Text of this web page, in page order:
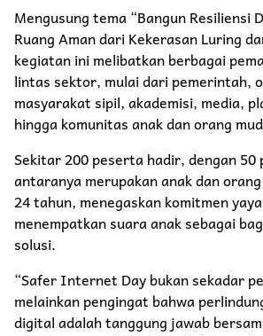
Mengusung tema “Bangun Resiliensi
Ruang Aman dari Kekerasan Luring
kegiatan ini melibatkan berbagai
lintas sektor, mulai dari pemerintah,
masyarakat sipil, akademisi, media,
hingga komunitas anak dan orang
Sekitar 200 peserta hadir, dengan 50
antaranya merupakan anak dan
24 tahun, menegaskan komitmen
menempatkan suara anak sebagai
solusi.
“Safer Internet Day bukan sekadar
melainkan pengingat bahwa
digital adalah tanggung jawab